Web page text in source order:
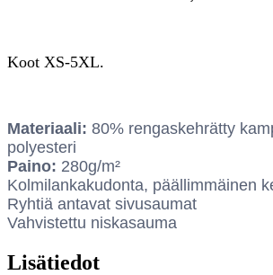
Koot XS-5XL.
Materiaali: 80% rengaskehrätty
polyesteri
Paino: 280g/m²
Kolmilankakudonta, päällimmäinen
Ryhtiä antavat sivusaumat
Vahvistettu niskasauma
Lisätiedot